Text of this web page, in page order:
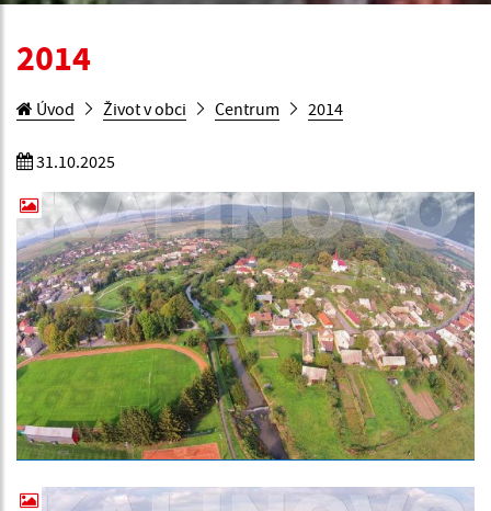
2014
Úvod Život v obci Centrum 2014
31.10.2025